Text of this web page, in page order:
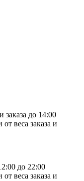
до 14:00
веса заказа и
до 22:00
веса заказа и